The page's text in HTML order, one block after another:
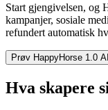
Start gjengivelsen, og
kampanjer, sosiale
refundert automatisk
Prøv HappyHorse 1.0
Hva skapere